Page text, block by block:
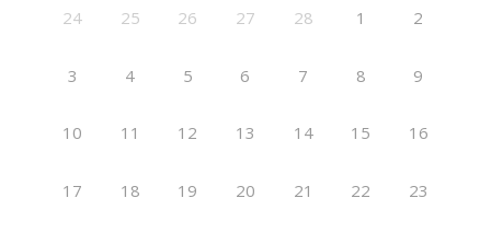
24 25 26 27 28 1 2
3 4 5 6 7 8 9
10 11 12 13 14 15 16
17 18 19 20 21 22 23